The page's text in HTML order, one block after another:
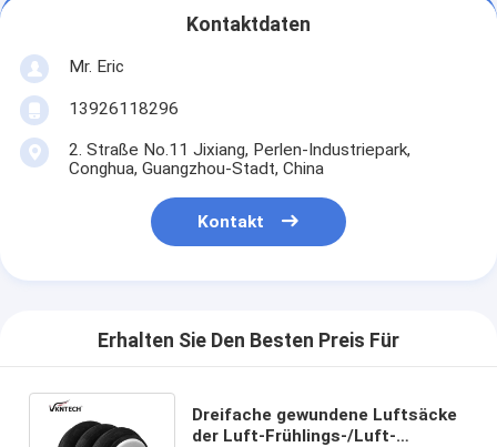
Kontaktdaten
Mr. Eric
13926118296
2. Straße No.11 Jixiang, Perlen-Industriepark,
Conghua, Guangzhou-Stadt, China
Kontakt
Erhalten Sie Den Besten Preis Für
Dreifache gewundene Luftsäcke
der Luft-Frühlings-/Luft-